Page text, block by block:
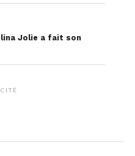
Jolie a fait son